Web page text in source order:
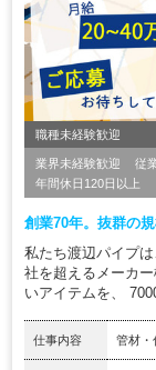
職種未経験歓迎
業界未経験歓迎 従
年間休日120日以上
創業70年。抜群の
私たち渡辺パイプ
社を超えるメーカ
いアイテムを、
仕事内容 管材・